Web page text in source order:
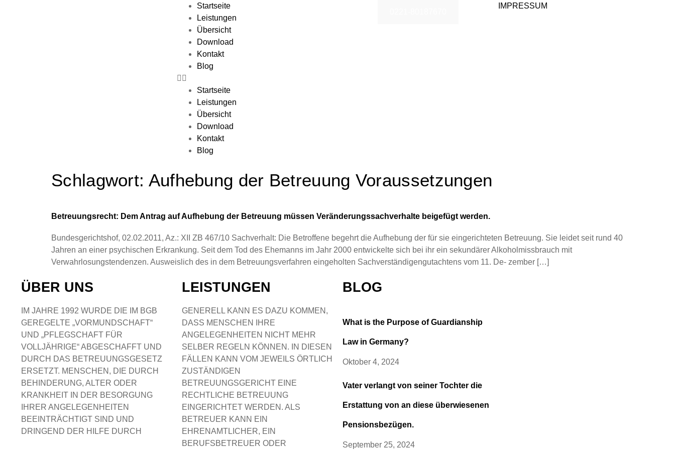
Startseite
Leistungen
Übersicht
Download
Kontakt
Blog
Startseite
Leistungen
Übersicht
Download
Kontakt
Blog
IMPRESSUM
Schlagwort: Aufhebung der Betreuung Voraussetzungen
Betreuungsrecht: Dem Antrag auf Aufhebung der Betreuung müssen Veränderungssachverhalte beigefügt werden.
Bundesgerichtshof, 02.02.2011, Az.: XII ZB 467/10 Sachverhalt: Die Betroffene begehrt die Aufhebung der für sie eingerichteten Betreuung. Sie leidet seit rund 40
Jahren an einer psychischen Erkrankung. Seit dem Tod des Ehemanns im Jahr 2000 entwickelte sich bei ihr ein sekundärer Alkoholmissbrauch mit
Verwahrlosungstendenzen. Ausweislich des in dem Betreuungsverfahren eingeholten Sachverständigengutachtens vom 11. De- zember […]
ÜBER UNS
IM JAHRE 1992 WURDE DIE IM BGB
GEREGELTE „VORMUNDSCHAFT“
UND „PFLEGSCHAFT FÜR
VOLLJÄHRIGE“ ABGESCHAFFT UND
DURCH DAS BETREUUNGSGESETZ
ERSETZT. MENSCHEN, DIE DURCH
BEHINDERUNG, ALTER ODER
KRANKHEIT IN DER BESORGUNG
IHRER ANGELEGENHEITEN
BEEINTRÄCHTIGT SIND UND
DRINGEND DER HILFE DURCH
LEISTUNGEN
GENERELL KANN ES DAZU KOMMEN,
DASS MENSCHEN IHRE
ANGELEGENHEITEN NICHT MEHR
SELBER REGELN KÖNNEN. IN DIESEN
FÄLLEN KANN VOM JEWEILS ÖRTLICH
ZUSTÄNDIGEN
BETREUUNGSGERICHT EINE
RECHTLICHE BETREUUNG
EINGERICHTET WERDEN. ALS
BETREUER KANN EIN
EHRENAMTLICHER, EIN
BERUFSBETREUER ODER
BLOG
What is the Purpose of Guardianship
Law in Germany?
Oktober 4, 2024
Vater verlangt von seiner Tochter die
Erstattung von an diese überwiesenen
Pensionsbezügen.
September 25, 2024